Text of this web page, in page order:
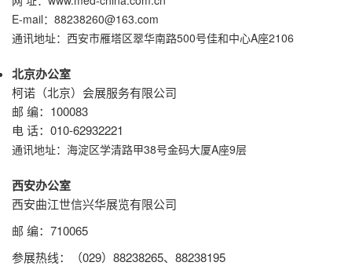
E-mail：88238260@163.com
通讯地址： 西安市雁塔区翠华南路500号佳和中心A座2106
北京办公室
柯诺（北京）会展服务有限公司
邮 编：100083
电 话：010-62932221
通讯地址： 海淀区学清路甲38号金码大厦A座9层
西安办公室
西安曲江世信兴华展览有限公司
邮 编：710065
参展热线：（029）88238265、88238195